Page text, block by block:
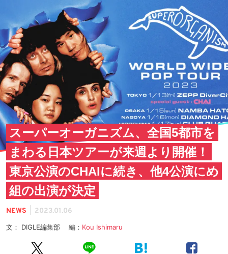
スーパーオーガニズム、全国5都市を
まわる日本ツアーが来週より開催！
東京公演のCHAIに続き、他4公演にめ
組の出演が決定
NEWS 2023.01.06
文： DIGLE編集部 編： Kou Ishimaru